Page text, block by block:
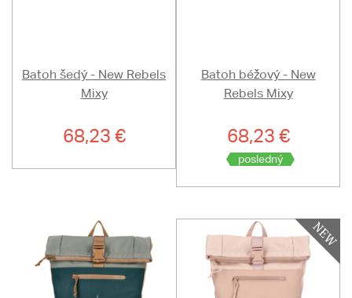
Batoh šedý - New Rebels
Mixy
68,23 €
Batoh béžový - New
Rebels Mixy
68,23 €
posledný